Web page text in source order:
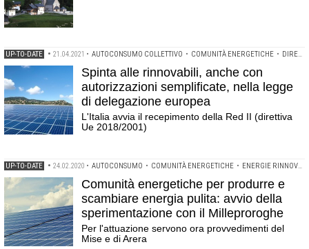
UP-TO-DATE • 21.04.2021 • AUTOCONSUMO COLLETTIVO • COMUNITÀ ENERGETICHE • DIRETTIVA UE 2018/2001
Spinta alle rinnovabili, anche con
autorizzazioni semplificate, nella legge
di delegazione europea
L'Italia avvia il recepimento della Red II (direttiva
Ue 2018/2001)
UP-TO-DATE • 24.02.2020 • AUTOCONSUMO • COMUNITÀ ENERGETICHE • ENERGIE RINNOVABILI
Comunità energetiche per produrre e
scambiare energia pulita: avvio della
sperimentazione con il Milleproroghe
Per l'attuazione servono ora provvedimenti del
Mise e di Arera